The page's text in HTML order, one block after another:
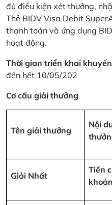
đủ điều kiện xét thưởng,
Thẻ BIDV Visa Debit
thanh toán và ứng dụng
hoạt động.
Thời gian triển khai
đến hết 10/05/202
Cơ cấu giải thưởng
Tên giải thưởng
Nội
Giải Nhất
Tiền
khoản